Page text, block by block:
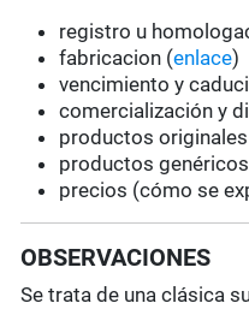
registro u
fabricacion (enlace)
vencimiento y
comercialización y
productos
productos
precios (cómo se
OBSERVACIONES
Se trata de una clásica